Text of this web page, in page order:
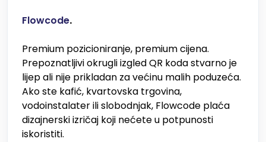
Flowcode.
Premium pozicioniranje, premium cijena.
Prepoznatljivi okrugli izgled QR koda stvarno je
lijep ali nije prikladan za većinu malih poduzeća.
Ako ste kafić, kvartovska trgovina,
vodoinstalater ili slobodnjak, Flowcode plaća
dizajnerski izričaj koji nećete u potpunosti
iskoristiti.